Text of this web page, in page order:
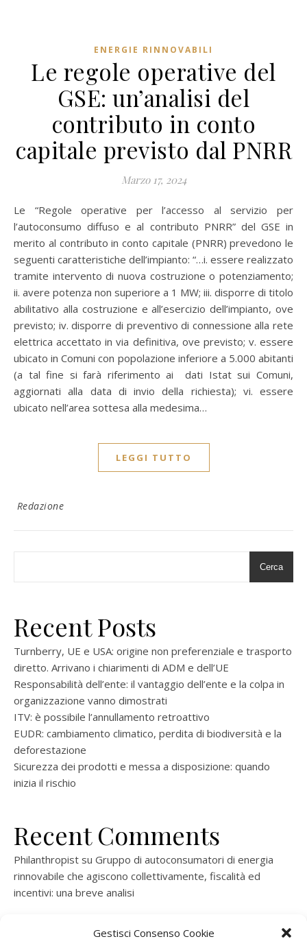
Gestisci Consenso Cookie
ENERGIE RINNOVABILI
Le regole operative del
GSE: un’analisi del
contributo in conto
capitale previsto dal PNRR
Marzo 17, 2024
Le “Regole operative per l’accesso al servizio per
l’autoconsumo diffuso e al contributo PNRR” del GSE in
merito al contributo in conto capitale (PNRR) prevedono le
seguenti caratteristiche dell’impianto: “…i. essere realizzato
tramite intervento di nuova costruzione o potenziamento;
ii. avere potenza non superiore a 1 MW; iii. disporre di titolo
abilitativo alla costruzione e all’esercizio dell’impianto, ove
previsto; iv. disporre di preventivo di connessione alla rete
elettrica accettato in via definitiva, ove previsto; v. essere
ubicato in Comuni con popolazione inferiore a 5.000 abitanti
(a tal fine si farà riferimento ai dati Istat sui Comuni,
aggiornati alla data di invio della richiesta); vi. essere
ubicato nell’area sottesa alla medesima…
LEGGI TUTTO
Redazione
Cerca
Recent Posts
Turnberry, UE e USA: origine non preferenziale e trasporto
diretto. Arrivano i chiarimenti di ADM e dell’UE
Responsabilità dell’ente: il vantaggio dell’ente e la colpa in
organizzazione vanno dimostrati
ITV: è possibile l’annullamento retroattivo
EUDR: cambiamento climatico, perdita di biodiversità e la
deforestazione
Sicurezza dei prodotti e messa a disposizione: quando
inizia il rischio
Recent Comments
Philanthropist su Gruppo di autoconsumatori di energia
rinnovabile che agiscono collettivamente, fiscalità ed
incentivi: una breve analisi
rinnovabile che agiscono collettivamente, fiscalità ed